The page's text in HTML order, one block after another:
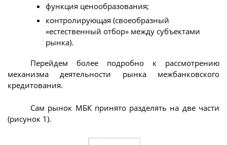
функция ценообразования;
контролирующая (своеобразный
«естественный отбор» между субъектами
рынка).
Перейдем более подробно к рассмотрению
механизма деятельности рынка межбанковского
кредитования.
Сам рынок МБК принято разделять на две части
(рисунок 1).